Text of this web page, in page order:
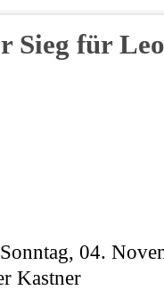
Sieg für
04.
Kastner